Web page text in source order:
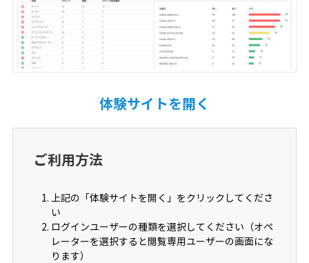
体験サイトを開く
ご利用方法
上記の「体験サイトを開く」をクリックしてくださ
い
ログインユーザーの種類を選択してください（オペ
レーターを選択すると閲覧専用ユーザーの画面にな
ります）